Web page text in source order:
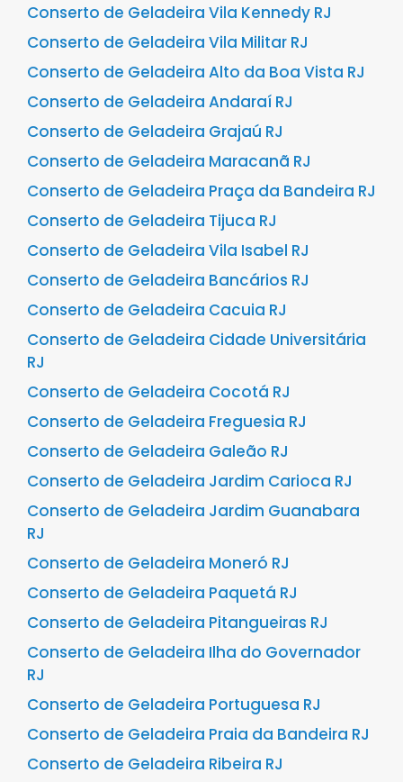
Conserto de Geladeira Vila Kennedy RJ
Conserto de Geladeira Vila Militar RJ
Conserto de Geladeira Alto da Boa Vista RJ
Conserto de Geladeira Andaraí RJ
Conserto de Geladeira Grajaú RJ
Conserto de Geladeira Maracanã RJ
Conserto de Geladeira Praça da Bandeira RJ
Conserto de Geladeira Tijuca RJ
Conserto de Geladeira Vila Isabel RJ
Conserto de Geladeira Bancários RJ
Conserto de Geladeira Cacuia RJ
Conserto de Geladeira Cidade Universitária
RJ
Conserto de Geladeira Cocotá RJ
Conserto de Geladeira Freguesia RJ
Conserto de Geladeira Galeão RJ
Conserto de Geladeira Jardim Carioca RJ
Conserto de Geladeira Jardim Guanabara
RJ
Conserto de Geladeira Moneró RJ
Conserto de Geladeira Paquetá RJ
Conserto de Geladeira Pitangueiras RJ
Conserto de Geladeira Ilha do Governador
RJ
Conserto de Geladeira Portuguesa RJ
Conserto de Geladeira Praia da Bandeira RJ
Conserto de Geladeira Ribeira RJ